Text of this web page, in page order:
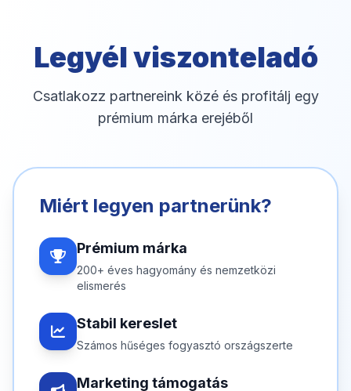
Legyél viszonteladó
Csatlakozz partnereink közé és profitálj egy
prémium márka erejéből
Miért legyen partnerünk?
Prémium márka
200+ éves hagyomány és nemzetközi
elismerés
Stabil kereslet
Számos hűséges fogyasztó országszerte
Marketing támogatás